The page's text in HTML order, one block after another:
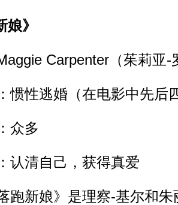
》
Carpenter（茱莉亚-
性逃婚（在电影中先后
多
清自己，获得真爱
新娘》是理察-基尔和朱